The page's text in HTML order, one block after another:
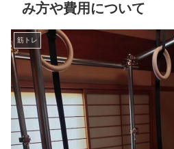
み方や費用について
筋トレ